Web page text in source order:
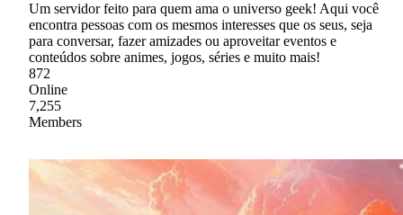
Um servidor feito para quem ama o universo geek! Aqui você
encontra pessoas com os mesmos interesses que os seus, seja
para conversar, fazer amizades ou aproveitar eventos e
conteúdos sobre animes, jogos, séries e muito mais!
872
Online
7,255
Members